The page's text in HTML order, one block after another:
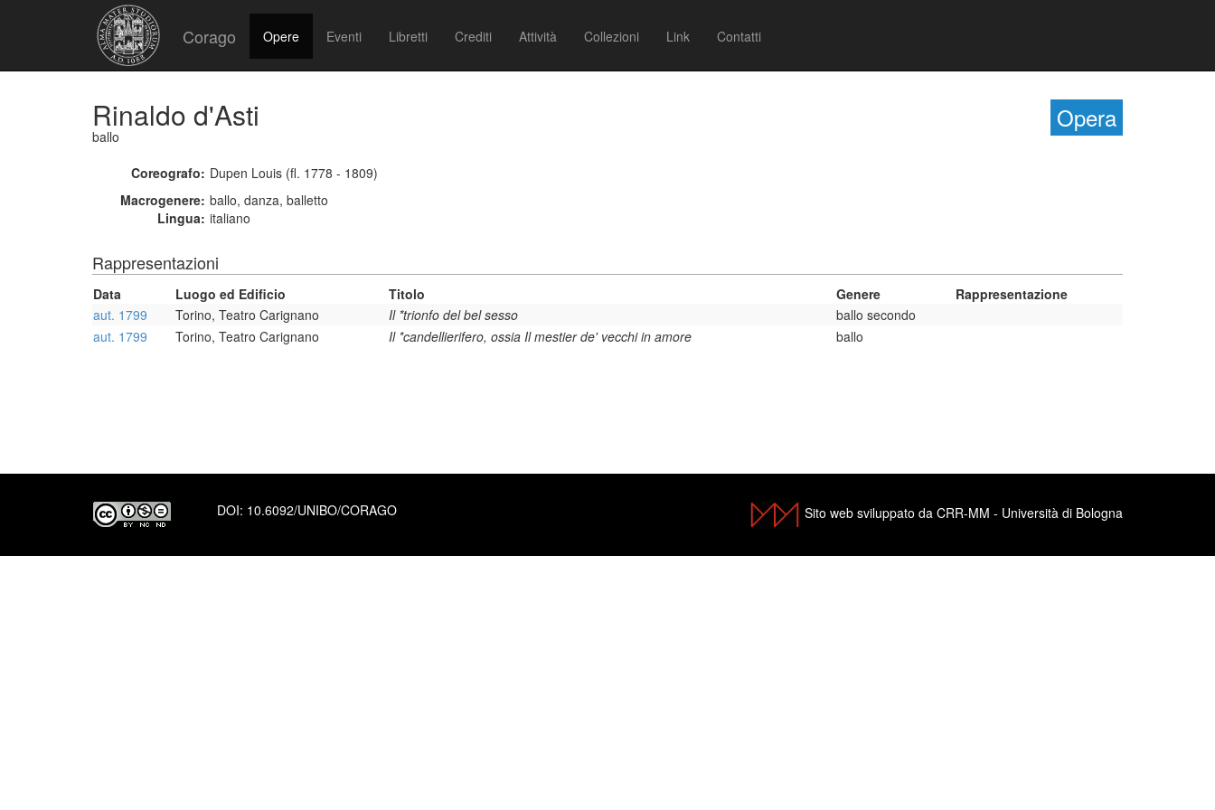
Corago Opere Eventi Libretti Crediti Attività Collezioni Link Contatti
Opera
Rinaldo d'Asti
ballo
Coreografo: Dupen Louis (fl. 1778 - 1809)
Macrogenere: ballo, danza, balletto
Lingua: italiano
Rappresentazioni
Data Luogo ed Edificio Titolo Genere
Rappresentazione
aut. 1799
Torino, Teatro Carignano Il *trionfo del bel sesso
ballo secondo
aut. 1799
Torino, Teatro Carignano Il *candellierifero, ossia Il mestier de' vecchi in amore ballo
DOI: 10.6092/UNIBO/CORAGO Sito web sviluppato da CRR-MM - Università di Bologna